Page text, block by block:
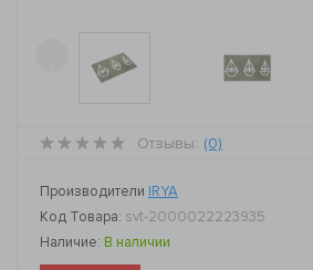
Отзывы: (0)
Производители IRYA
Код Товара: svt-2000022223935
Наличие: В наличии